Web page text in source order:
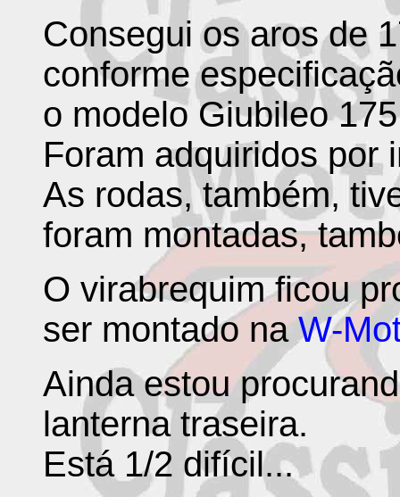
Consegui os aros de
conforme
o modelo Giubileo
Foram adquiridos por
As rodas, também,
foram montadas,
O virabrequim ficou
ser montado naW-
Ainda estou
lanterna traseira.
Está 1/2 difícil...